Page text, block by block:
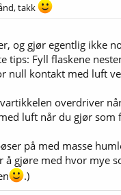
takk
og gjør egentlig ikke
tips: Fyll flaskene
null kontakt med luft
overdriver
luft når du gjør som
på med masse
å gjøre med hvor mye
.)